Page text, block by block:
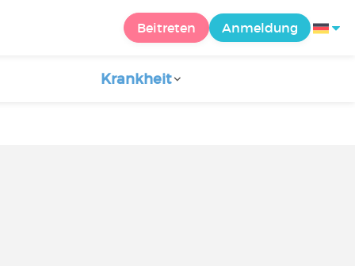
Beitreten Anmeldung
Krankheit